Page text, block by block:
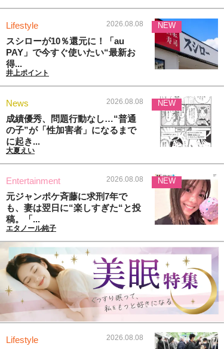
Lifestyle 2026.08.08
スシローが10％還元に！「au
PAY」で今すぐ使いたい“最新お
得...
井上ポイント
NEW
News 2026.08.08
成績優秀、問題行動なし…“普通
の子”が「性加害者」になるまで
に起き...
大夏えい
NEW
Entertainment 2026.08.08
元ジャンポケ斉藤に求刑7年で
も、妻は翌日に“楽しすぎた“と投
稿。「...
エタノール純子
NEW
Lifestyle 2026.08.08